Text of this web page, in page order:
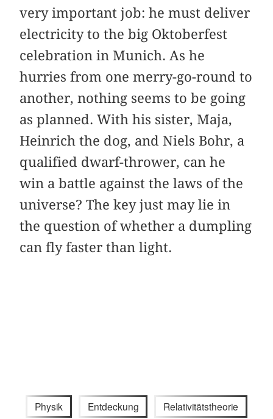
very important job: he must deliver
electricity to the big Oktoberfest
celebration in Munich. As he
hurries from one merry-go-round to
another, nothing seems to be going
as planned. With his sister, Maja,
Heinrich the dog, and Niels Bohr, a
qualified dwarf-thrower, can he
win a battle against the laws of the
universe? The key just may lie in
the question of whether a dumpling
can fly faster than light.
Physik Entdeckung Relativitätstheorie